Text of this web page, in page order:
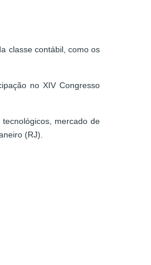
classe contábil, como os
no XIV Congresso
mercado de
(RJ).